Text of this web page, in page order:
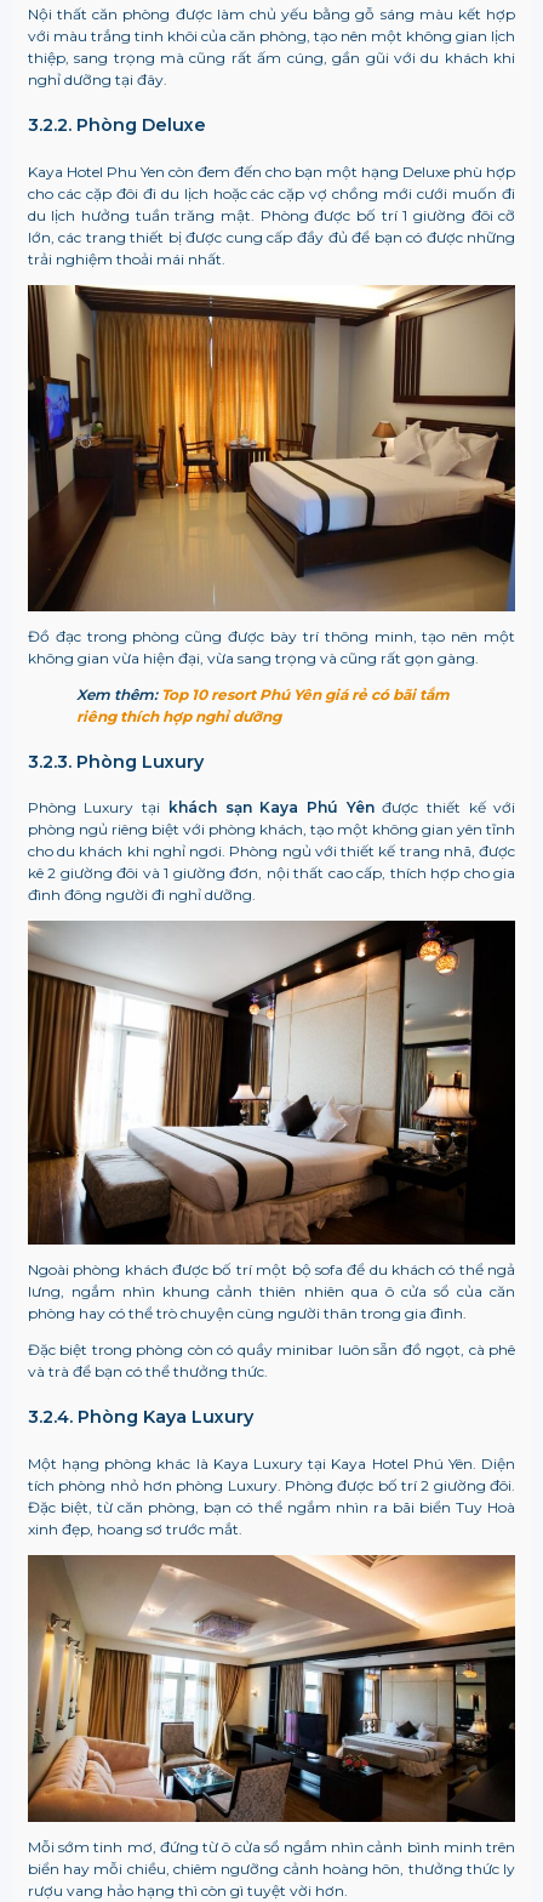
Nội thất căn phòng được làm chủ yếu bằng gỗ sáng màu kết hợp
với màu trắng tinh khôi của căn phòng, tạo nên một không gian lịch
thiệp, sang trọng mà cũng rất ấm cúng, gần gũi với du khách khi
nghỉ dưỡng tại đây.
3.2.2. Phòng Deluxe
Kaya Hotel Phu Yen còn đem đến cho bạn một hạng Deluxe phù hợp
cho các cặp đôi đi du lịch hoặc các cặp vợ chồng mới cưới muốn đi
du lịch hưởng tuần trăng mật. Phòng được bố trí 1 giường đôi cỡ
lớn, các trang thiết bị được cung cấp đầy đủ để bạn có được những
trải nghiệm thoải mái nhất.
Đồ đạc trong phòng cũng được bày trí thông minh, tạo nên một
không gian vừa hiện đại, vừa sang trọng và cũng rất gọn gàng.
Xem thêm: Top 10 resort Phú Yên giá rẻ có bãi tắm
riêng thích hợp nghỉ dưỡng
3.2.3. Phòng Luxury
Phòng Luxury tại khách sạn Kaya Phú Yênđược thiết kế với
phòng ngủ riêng biệt với phòng khách, tạo một không gian yên tĩnh
cho du khách khi nghỉ ngơi. Phòng ngủ với thiết kế trang nhã, được
kê 2 giường đôi và 1 giường đơn, nội thất cao cấp, thích hợp cho gia
đình đông người đi nghỉ dưỡng.
Ngoài phòng khách được bố trí một bộ sofa để du khách có thể ngả
lưng, ngắm nhìn khung cảnh thiên nhiên qua ô cửa sổ của căn
phòng hay có thể trò chuyện cùng người thân trong gia đình.
Đặc biệt trong phòng còn có quầy minibar luôn sẵn đồ ngọt, cà phê
và trà để bạn có thể thưởng thức.
3.2.4. Phòng Kaya Luxury
Một hạng phòng khác là Kaya Luxury tại Kaya Hotel Phú Yên. Diện
tích phòng nhỏ hơn phòng Luxury. Phòng được bố trí 2 giường đôi.
Đặc biệt, từ căn phòng, bạn có thể ngắm nhìn ra bãi biển Tuy Hoà
xinh đẹp, hoang sơ trước mắt.
Mỗi sớm tinh mơ, đứng từ ô cửa sổ ngắm nhìn cảnh bình minh trên
biển hay mỗi chiều, chiêm ngưỡng cảnh hoàng hôn, thưởng thức ly
rượu vang hảo hạng thì còn gì tuyệt vời hơn.